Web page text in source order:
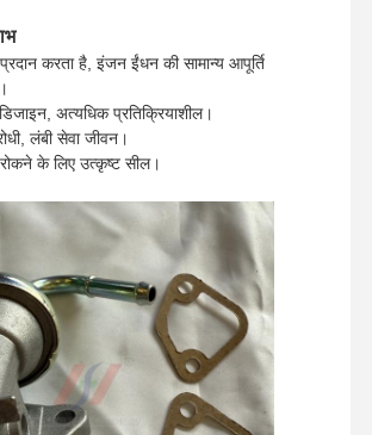
करता है, इंजन ईंधन की सामान्य आपूर्ति
अत्यधिक प्रतिक्रियाशील।
लंबी सेवा जीवन।
के लिए उत्कृष्ट सील।